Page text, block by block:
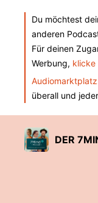
Du möchtest
anderen
Für deinen
Werbung, klicke
überall und
DER